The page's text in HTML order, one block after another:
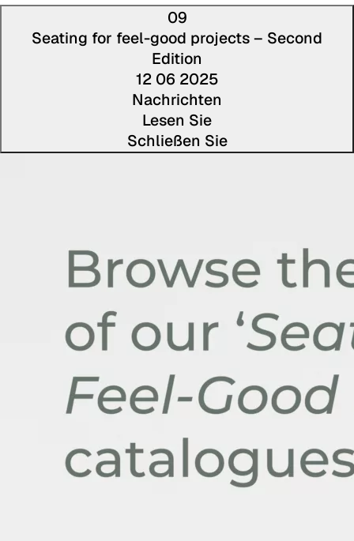
09
Seating for feel-good projects – Second
Edition
12 06 2025
Nachrichten
Lesen Sie
Schließen SieDen